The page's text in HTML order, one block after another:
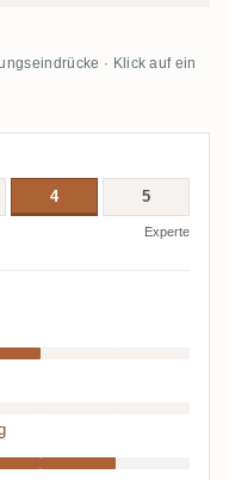
· Klick auf ein
4 5
Experte